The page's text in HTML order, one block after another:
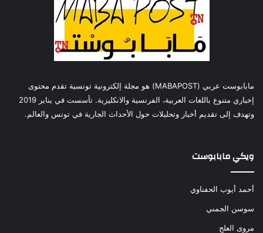
مابابوست عربي (MABAPOST) هو مجلة إلكترونية تونسية تقدم محتوى
إخباري متنوع باللغات العربية، الفرنسية والانكليزية. تأسست في يناير 2019
وتهدف إلى تقديم أخبار وتحليلات حول الأحداث الجارية في تونس والعالم.
ويكي مابابوست
أحمد أيوب الحفناوي
سوسن الجمني
مروى العلج